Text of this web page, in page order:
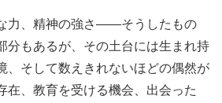
力、精神の強さ——そうしたもの
分もあるが、その土台には生まれ持
、そして数えきれないほどの偶然が
在、教育を受ける機会、出会った